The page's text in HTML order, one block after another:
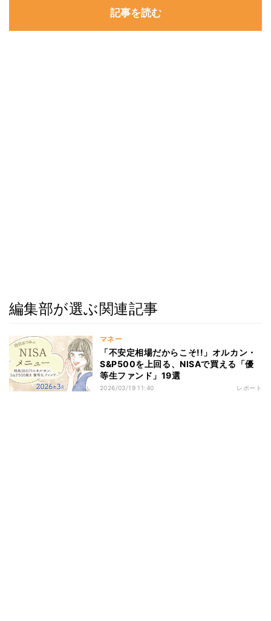
記事を読む
編集部が選ぶ関連記事
マネー
「不安定相場だからこそ!!」オルカン・
S&P500を上回る、NISAで買える「優
等生ファンド」19選
2026/03/19 11:40 レポート